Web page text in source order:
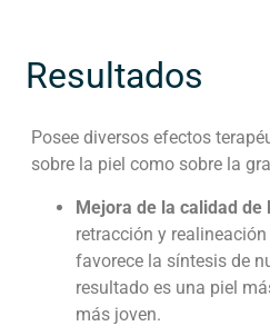
Resultados
Posee diversos efectos
sobre la piel como sobre la
Mejora de la calidad de
retracción y
favorece la síntesis de
resultado es una piel
más joven.